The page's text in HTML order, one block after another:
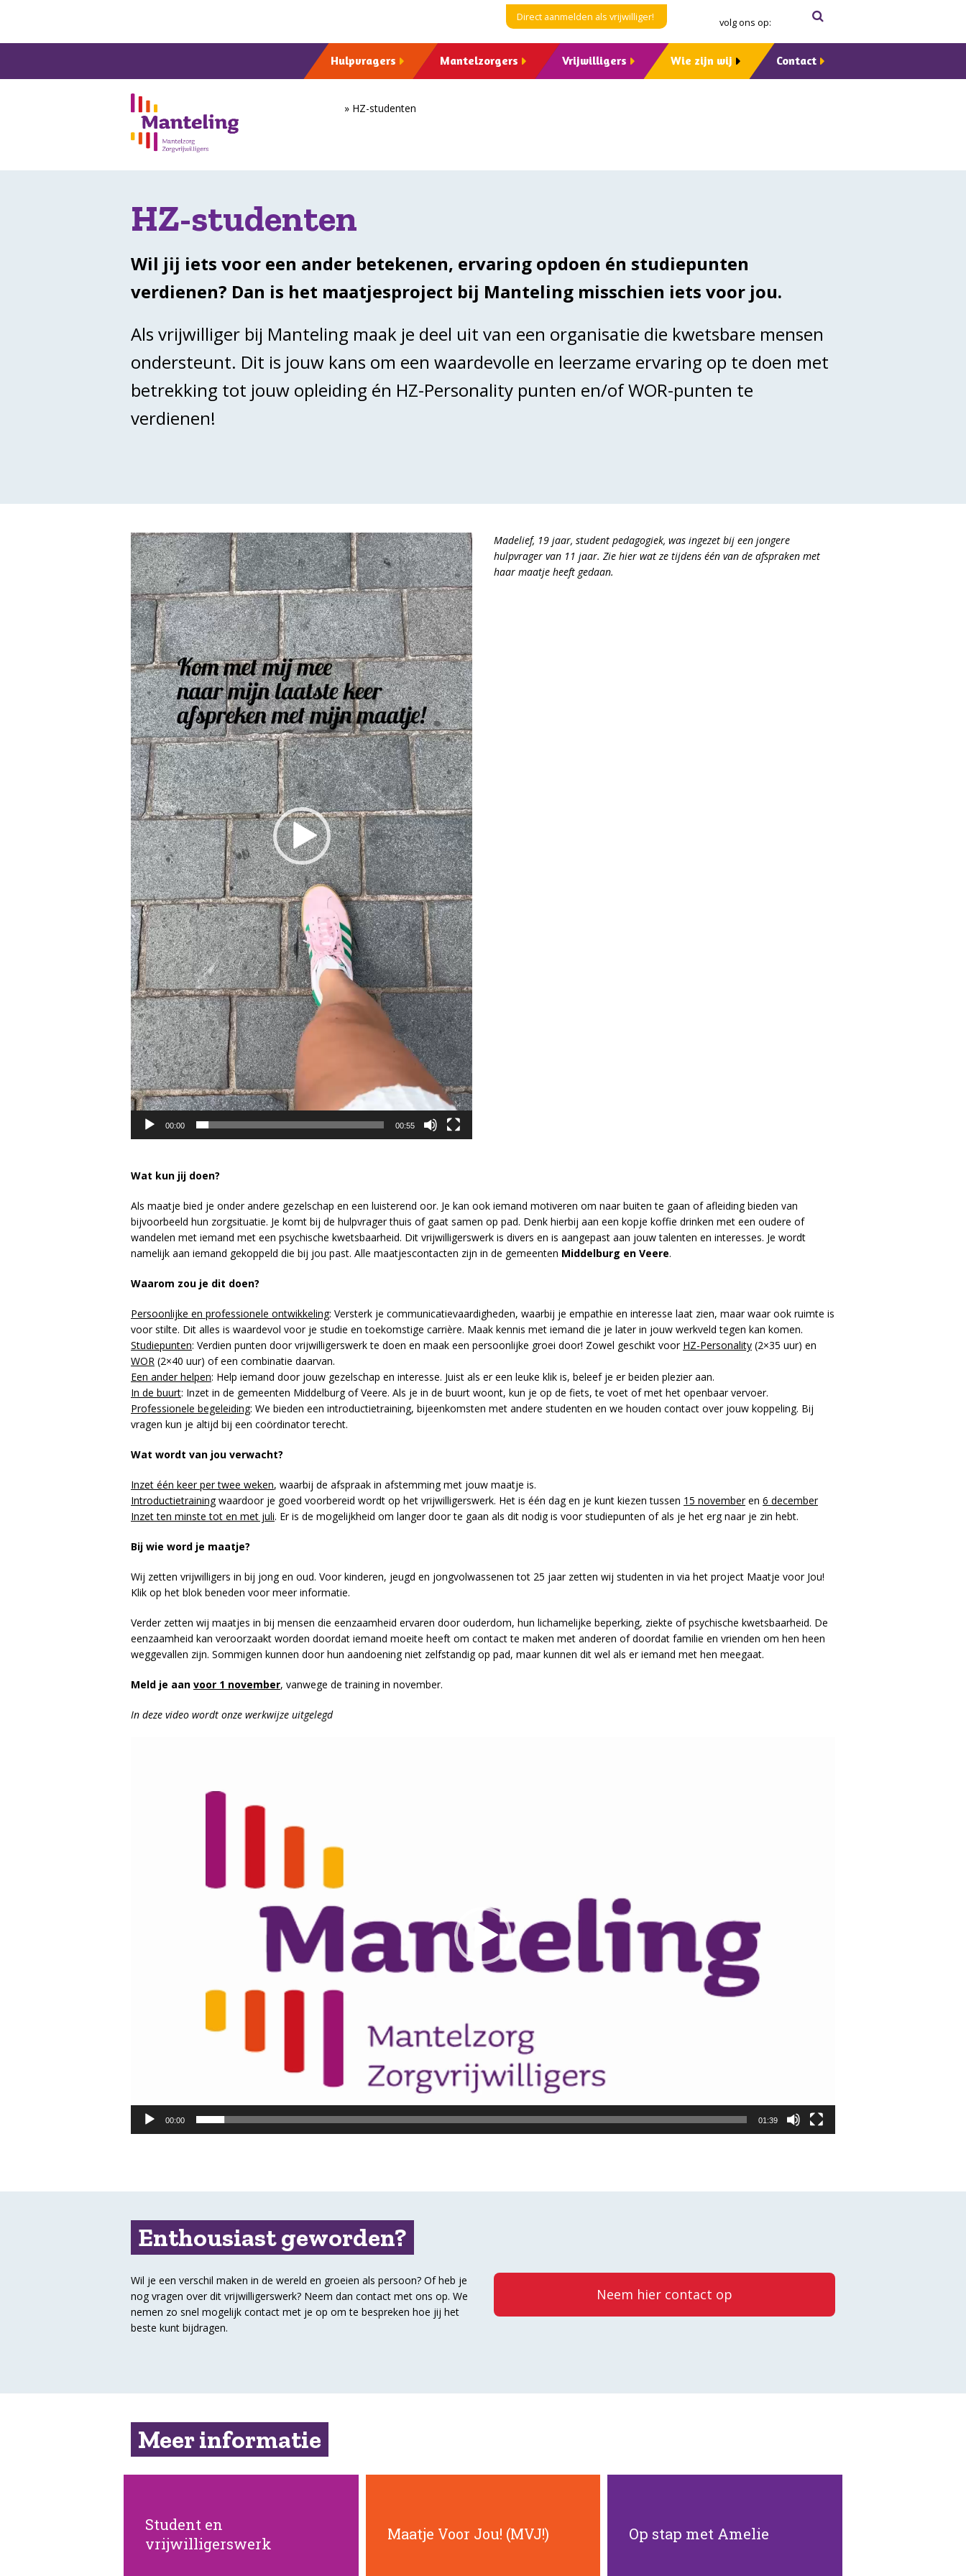
Direct aanmelden als vrijwilliger! volg ons op:
Zoeken
Hulpvragers Mantelzorgers Vrijwilligers Wie zijn wij Contact
» HZ-studenten
HZ-studenten
Wil jij iets voor een ander betekenen, ervaring opdoen én studiepunten
verdienen? Dan is het maatjesproject bij Manteling misschien iets voor jou.
Als vrijwilliger bij Manteling maak je deel uit van een organisatie die kwetsbare mensen
ondersteunt. Dit is jouw kans om een waardevolle en leerzame ervaring op te doen met
betrekking tot jouw opleiding én HZ-Personality punten en/of WOR-punten te
verdienen!
Videospeler
00:00 00:55
Madelief, 19 jaar, student pedagogiek, was ingezet bij een jongere
hulpvrager van 11 jaar. Zie hier wat ze tijdens één van de afspraken met
haar maatje heeft gedaan.
Wat kun jij doen?
Als maatje bied je onder andere gezelschap en een luisterend oor. Je kan ook iemand motiveren om naar buiten te gaan of afleiding bieden van
bijvoorbeeld hun zorgsituatie. Je komt bij de hulpvrager thuis of gaat samen op pad. Denk hierbij aan een kopje koffie drinken met een oudere of
wandelen met iemand met een psychische kwetsbaarheid. Dit vrijwilligerswerk is divers en is aangepast aan jouw talenten en interesses. Je wordt
namelijk aan iemand gekoppeld die bij jou past. Alle maatjescontacten zijn in de gemeenten Middelburg en Veere.
Waarom zou je dit doen?
Persoonlijke en professionele ontwikkeling: Versterk je communicatievaardigheden, waarbij je empathie en interesse laat zien, maar waar ook ruimte is
voor stilte. Dit alles is waardevol voor je studie en toekomstige carrière. Maak kennis met iemand die je later in jouw werkveld tegen kan komen.
Studiepunten: Verdien punten door vrijwilligerswerk te doen en maak een persoonlijke groei door! Zowel geschikt voor HZ-Personality (2×35 uur) en
WOR (2×40 uur) of een combinatie daarvan.
Een ander helpen: Help iemand door jouw gezelschap en interesse. Juist als er een leuke klik is, beleef je er beiden plezier aan.
In de buurt: Inzet in de gemeenten Middelburg of Veere. Als je in de buurt woont, kun je op de fiets, te voet of met het openbaar vervoer.
Professionele begeleiding: We bieden een introductietraining, bijeenkomsten met andere studenten en we houden contact over jouw koppeling. Bij
vragen kun je altijd bij een coördinator terecht.
Wat wordt van jou verwacht?
Inzet één keer per twee weken, waarbij de afspraak in afstemming met jouw maatje is.
Introductietrainingwaardoor je goed voorbereid wordt op het vrijwilligerswerk. Het is één dag en je kunt kiezen tussen 15 novemberen 6 december
Inzet ten minste tot en met juli. Er is de mogelijkheid om langer door te gaan als dit nodig is voor studiepunten of als je het erg naar je zin hebt.
Bij wie word je maatje?
Wij zetten vrijwilligers in bij jong en oud. Voor kinderen, jeugd en jongvolwassenen tot 25 jaar zetten wij studenten in via het project Maatje voor Jou!
Klik op het blok beneden voor meer informatie.
Verder zetten wij maatjes in bij mensen die eenzaamheid ervaren door ouderdom, hun lichamelijke beperking, ziekte of psychische kwetsbaarheid. De
eenzaamheid kan veroorzaakt worden doordat iemand moeite heeft om contact te maken met anderen of doordat familie en vrienden om hen heen
weggevallen zijn. Sommigen kunnen door hun aandoening niet zelfstandig op pad, maar kunnen dit wel als er iemand met hen meegaat.
Meld je aan voor 1 november, vanwege de training in november.
In deze video wordt onze werkwijze uitgelegd
00:00 01:39
Enthousiast geworden?
Wil je een verschil maken in de wereld en groeien als persoon? Of heb je
nog vragen over dit vrijwilligerswerk? Neem dan contact met ons op. We
nemen zo snel mogelijk contact met je op om te bespreken hoe jij het
beste kunt bijdragen.
Neem hier contact op
Meer informatie
Student en
vrijwilligerswerk
Lees verder Maatje Voor Jou! (MVJ!) Op stap met Amelie